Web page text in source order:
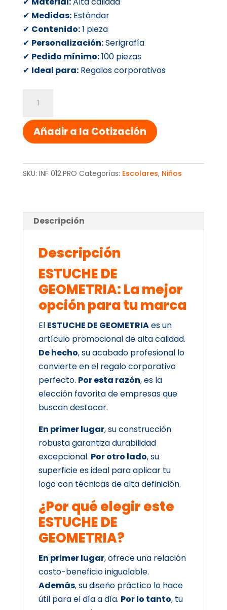
✔ Medidas:Estándar
✔ Contenido:1 pieza
✔ Personalización:Serigrafía
✔ Pedido mínimo:100 piezas
✔ Ideal para:Regalos corporativos
GEOMETRIA
cantidad
Añadir a la Cotización
SKU: INF 012.PRO Categorías: Escolares, Niños
Descripción
Descripción
ESTUCHE DE
GEOMETRIA: La mejor
opción para tu marca
El ESTUCHE DE GEOMETRIAes un
artículo promocional de alta calidad.
De hecho, su acabado profesional lo
convierte en el regalo corporativo
perfecto. Por esta razón, es la
elección favorita de empresas que
buscan destacar.
En primer lugar, su construcción
robusta garantiza durabilidad
excepcional. Por otro lado, su
superficie es ideal para aplicar tu
logo con técnicas de alta definición.
¿Por qué elegir este
ESTUCHE DE
GEOMETRIA?
En primer lugar, ofrece una relación
costo-beneficio inigualable.
Además, su diseño práctico lo hace
útil para el día a día. Por lo tanto, tu